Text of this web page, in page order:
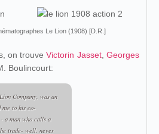
Le Lion (1908) [D.R.]
on trouveVictorin Jasset,Georges
Boulincourt:
Company, was an
me to his co-
a man who calls a
trade- well, never